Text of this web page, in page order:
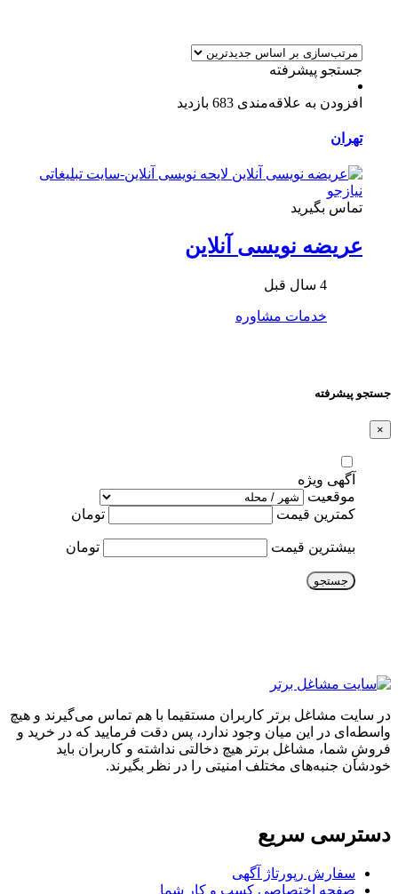
جستجو پیشرفته
افزودن به علاقه‌مندی 683 بازدید
تهران
تماس بگیرید
عریضه نویسی آنلاین
4 سال قبل
خدمات مشاوره
جستجو پیشرفته
×
آگهی ویژه
موقعیت
کمترین قیمت
تومان
بیشترین قیمت تومان
جستجو
در سایت مشاغل برتر کاربران مستقیما با هم تماس می‌گیرند و هیچ
واسطه‌ای در این میان وجود ندارد، پس دقت فرمایید که در خرید و
فروشِ شما، مشاغل برتر هیچ دخالتی نداشته و کاربران باید
خودشان جنبه‌های مختلف امنیتی را در نظر بگیرند.
دسترسی سریع
سفارش رپورتاژ آگهی
صفحه اختصاصی کسب و کار شما